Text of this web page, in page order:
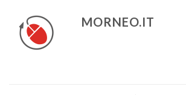
MORNEO.IT